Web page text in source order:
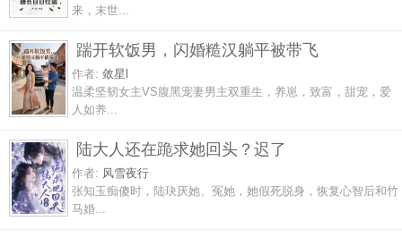
来，末世...
踹开软饭男，闪婚糙汉躺平被带飞
作者: 敛星l
温柔坚韧女主VS腹黑宠妻男主双重生，养崽，致富，甜宠，爱
人如养...
陆大人还在跪求她回头？迟了
作者: 风雪夜行
张知玉痴傻时，陆玦厌她、冤她，她假死脱身，恢复心智后和竹
马婚...